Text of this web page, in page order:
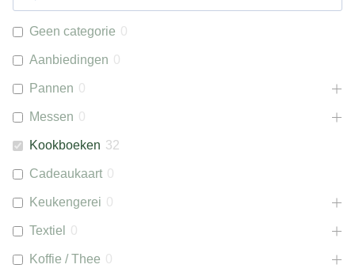
Geen categorie 0
Aanbiedingen 0
Pannen 0
Messen 0
Kookboeken 32
Cadeaukaart 0
Keukengerei 0
Textiel 0
Koffie / Thee 0